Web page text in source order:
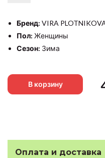
Бренд: VIRA
Пол: Женщины
Сезон: Зима
В корзину
Оплата и доставка